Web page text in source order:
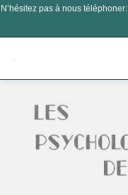
N’hésitez pas à nous téléphoner: